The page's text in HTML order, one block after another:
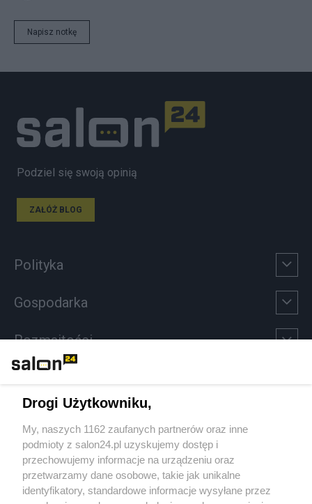
Napisz notkę
Podziel się swoją opinią
ZAŁÓŻ BLOG
Polityka
Gospodarka
Rozmaitości
Sport
Społeczeństwo
Kultura
Drogi Użytkowniku,
My, naszych 1162 zaufanych partnerów oraz inne
podmioty z salon24.pl uzyskujemy dostęp i
przechowujemy informacje na urządzeniu oraz
przetwarzamy dane osobowe, takie jak unikalne
identyfikatory, standardowe informacje wysyłane przez